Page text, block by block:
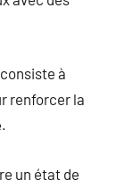
à
renforcer la
un état de